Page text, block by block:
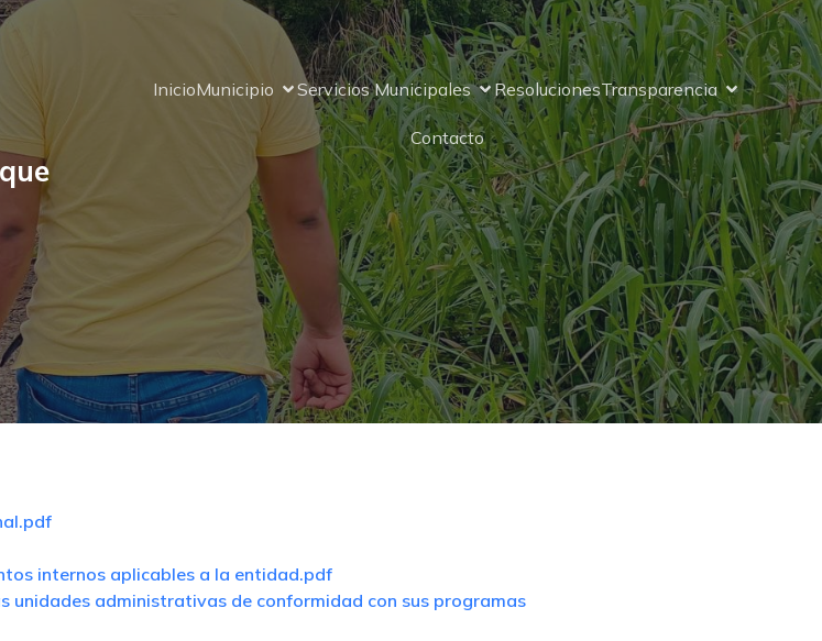
InicioMunicipio Servicios Municipales ResolucionesTransparencia
Contacto
Autónomo
del Cantón
internos aplicables a la entidad.pdf
unidades administrativas de conformidad con sus programas